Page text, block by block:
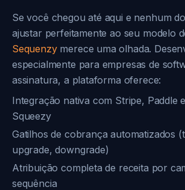
Se você chegou até aqui e nenhum
ajustar perfeitamente ao seu modelo
Sequenzymerece uma olhada.
especialmente para empresas de
assinatura, a plataforma oferece:
Integração nativa com Stripe, Paddle
Squeezy
Gatilhos de cobrança automatizados
upgrade, downgrade)
Atribuição completa de receita por
sequência